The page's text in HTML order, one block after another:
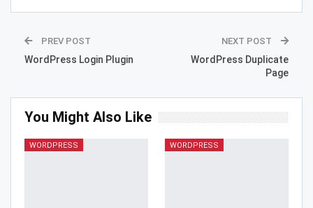
PREV POST
WordPress Login Plugin
NEXT POST
WordPress Duplicate
Page
You Might Also Like
WORDPRESS WORDPRESS